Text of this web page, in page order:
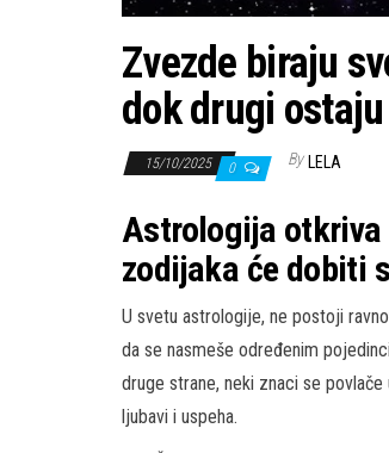
Zvezde biraju
dok drugi ostaju
15/10/2025 0 By LELA
Astrologija otkriva
zodijaka će dobiti
U svetu astrologije, ne postoji
da se nasmeše određenim
druge strane, neki znaci se
ljubavi i uspeha.